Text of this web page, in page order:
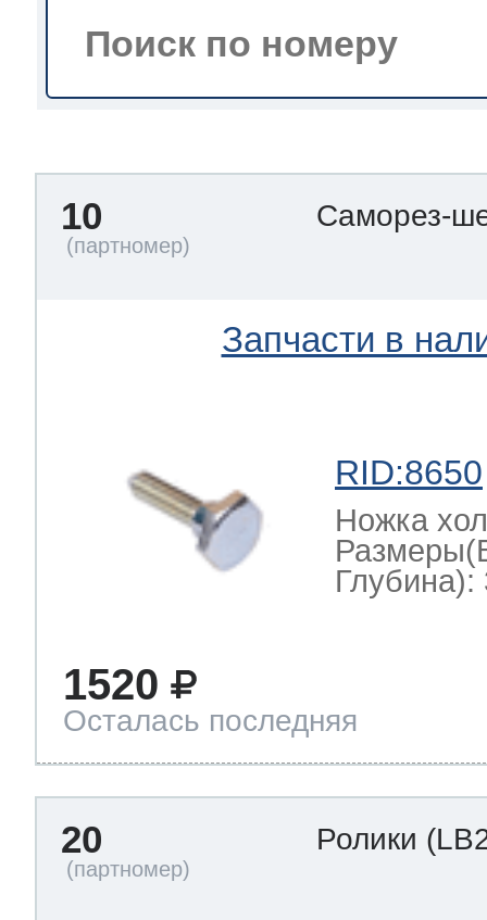
по уходу
10 Саморез-
Запчасти в
RID:8650
Ножка
Глубина):
1520
Осталась последняя
20 Ролики